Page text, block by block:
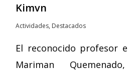
Kimvn
Actividades, Destacados
El reconocido profesor
Mariman